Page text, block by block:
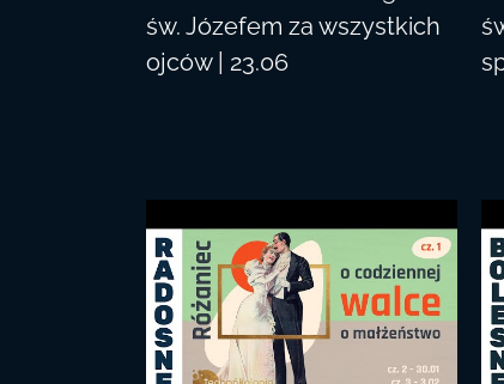
św. Józefem za wszystkich
ojców | 23.06